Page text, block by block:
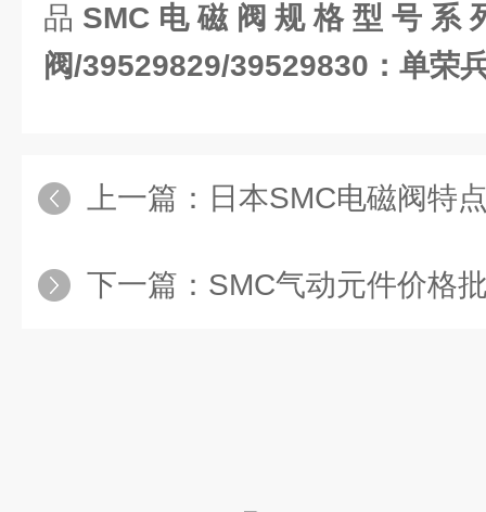
品 SMC电磁阀规格型号系
阀/39529829/39529830：单荣
上一篇： 日本SMC电磁阀特点及中文
下一篇： SMC气动元件价格批发，SMC